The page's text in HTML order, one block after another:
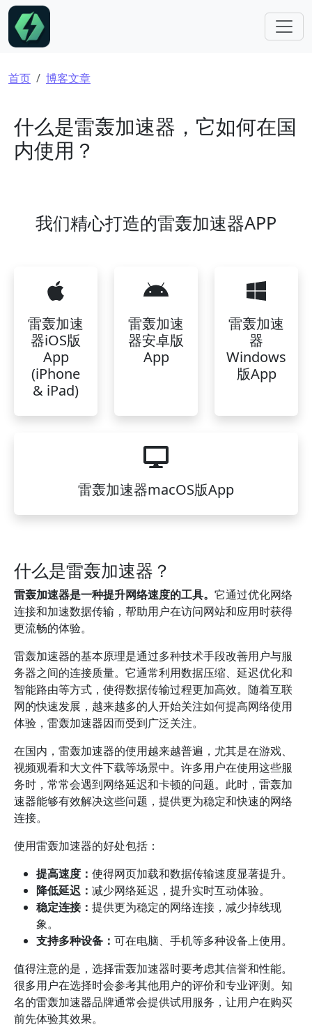
跳转到主要内容
面包屑
首页 博客文章
什么是雷轰加速器，它如何在国
内使用？
我们精心打造的雷轰加速器APP
雷轰加速
器iOS版
App
(iPhone
& iPad)
雷轰加速
器安卓版
App
雷轰加速
器
Windows
版App
雷轰加速器macOS版App
什么是雷轰加速器？
雷轰加速器是一种提升网络速度的工具。 它通过优化网络
连接和加速数据传输，帮助用户在访问网站和应用时获得
更流畅的体验。
雷轰加速器的基本原理是通过多种技术手段改善用户与服
务器之间的连接质量。它通常利用数据压缩、延迟优化和
智能路由等方式，使得数据传输过程更加高效。随着互联
网的快速发展，越来越多的人开始关注如何提高网络使用
体验，雷轰加速器因而受到广泛关注。
在国内，雷轰加速器的使用越来越普遍，尤其是在游戏、
视频观看和大文件下载等场景中。许多用户在使用这些服
务时，常常会遇到网络延迟和卡顿的问题。此时，雷轰加
速器能够有效解决这些问题，提供更为稳定和快速的网络
连接。
使用雷轰加速器的好处包括：
提高速度： 使得网页加载和数据传输速度显著提升。
降低延迟： 减少网络延迟，提升实时互动体验。
稳定连接： 提供更为稳定的网络连接，减少掉线现
象。
支持多种设备： 可在电脑、手机等多种设备上使用。
值得注意的是，选择雷轰加速器时要考虑其信誉和性能。
很多用户在选择时会参考其他用户的评价和专业评测。知
名的雷轰加速器品牌通常会提供试用服务，让用户在购买
前先体验其效果。